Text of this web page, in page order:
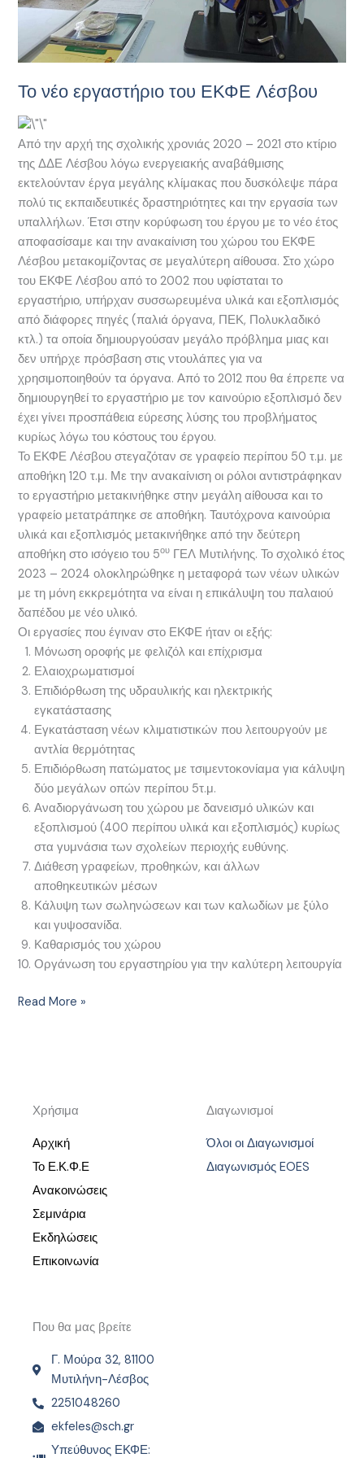
Το νέο εργαστήριο του ΕΚΦΕ Λέσβου
Από την αρχή της σχολικής χρονιάς 2020 – 2021 στο κτίριο
της ΔΔΕ Λέσβου λόγω ενεργειακής αναβάθμισης
εκτελούνταν έργα μεγάλης κλίμακας που δυσκόλεψε πάρα
πολύ τις εκπαιδευτικές δραστηριότητες και την εργασία των
υπαλλήλων. Έτσι στην κορύφωση του έργου με το νέο έτος
αποφασίσαμε και την ανακαίνιση του χώρου του ΕΚΦΕ
Λέσβου μετακομίζοντας σε μεγαλύτερη αίθουσα. Στο χώρο
του ΕΚΦΕ Λέσβου από το 2002 που υφίσταται το
εργαστήριο, υπήρχαν συσσωρευμένα υλικά και εξοπλισμός
από διάφορες πηγές (παλιά όργανα, ΠΕΚ, Πολυκλαδικό
κτλ.) τα οποία δημιουργούσαν μεγάλο πρόβλημα μιας και
δεν υπήρχε πρόσβαση στις ντουλάπες για να
χρησιμοποιηθούν τα όργανα. Από το 2012 που θα έπρεπε να
δημιουργηθεί το εργαστήριο με τον καινούριο εξοπλισμό δεν
έχει γίνει προσπάθεια εύρεσης λύσης του προβλήματος
κυρίως λόγω του κόστους του έργου.
Το ΕΚΦΕ Λέσβου στεγαζόταν σε γραφείο περίπου 50 τ.μ. με
αποθήκη 120 τ.μ. Με την ανακαίνιση οι ρόλοι αντιστράφηκαν
το εργαστήριο μετακινήθηκε στην μεγάλη αίθουσα και το
γραφείο μετατράπηκε σε αποθήκη. Ταυτόχρονα καινούρια
υλικά και εξοπλισμός μετακινήθηκε από την δεύτερη
αποθήκη στο ισόγειο του 5ου ΓΕΛ Μυτιλήνης. Το σχολικό έτος
2023 – 2024 ολοκληρώθηκε η μεταφορά των νέων υλικών
με τη μόνη εκκρεμότητα να είναι η επικάλυψη του παλαιού
δαπέδου με νέο υλικό.
Οι εργασίες που έγιναν στο ΕΚΦΕ ήταν οι εξής:
Μόνωση οροφής με φελιζόλ και επίχρισμα
Ελαιοχρωματισμοί
Επιδιόρθωση της υδραυλικής και ηλεκτρικής
εγκατάστασης
Εγκατάσταση νέων κλιματιστικών που λειτουργούν με
αντλία θερμότητας
Επιδιόρθωση πατώματος με τσιμεντοκονίαμα για κάλυψη
δύο μεγάλων οπών περίπου 5τ.μ.
Αναδιοργάνωση του χώρου με δανεισμό υλικών και
εξοπλισμού (400 περίπου υλικά και εξοπλισμός) κυρίως
στα γυμνάσια των σχολείων περιοχής ευθύνης.
Διάθεση γραφείων, προθηκών, και άλλων
αποθηκευτικών μέσων
Κάλυψη των σωληνώσεων και των καλωδίων με ξύλο
και γυψοσανίδα.
Καθαρισμός του χώρου
Οργάνωση του εργαστηρίου για την καλύτερη λειτουργία
Read More »
Χρήσιμα
Αρχική
Το Ε.Κ.Φ.Ε
Ανακοινώσεις
Σεμινάρια
Εκδηλώσεις
Επικοινωνία
Διαγωνισμοί
Όλοι οι Διαγωνισμοί
Διαγωνισμός EOES
Που θα μας βρείτε
Γ. Μούρα 32, 81100
Μυτιλήνη-Λέσβος
2251048260
ekfeles@sch.gr
Υπεύθυνος ΕΚΦΕ: